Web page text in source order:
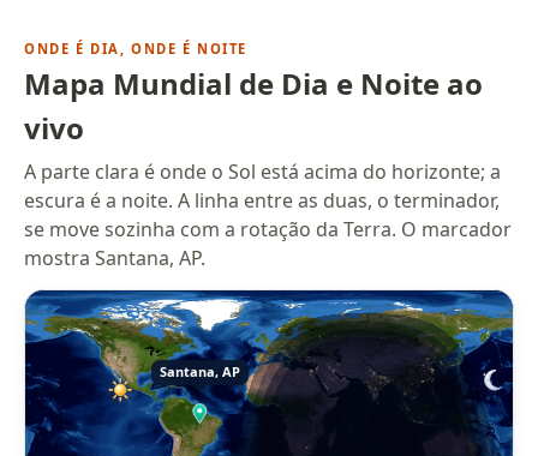
ONDE É DIA, ONDE É NOITE
Mapa Mundial de Dia e Noite ao
vivo
A parte clara é onde o Sol está acima do horizonte; a
escura é a noite. A linha entre as duas, o terminador,
se move sozinha com a rotação da Terra. O marcador
mostra Santana, AP.